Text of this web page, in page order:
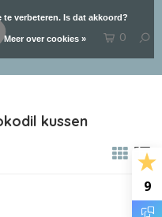
9
0
kussen
verbeteren. Is dat akkoord?
Meer over cookies »